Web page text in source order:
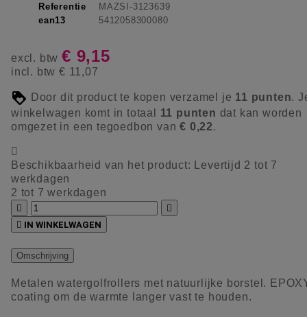
Referentie
MAZSI-3123639
ean13
5412058300080
excl. btw € 9,15
incl. btw € 11,07
Door dit product te kopen verzamel je 11 punten.
winkelwagen komt in totaal 11 punten dat kan worden
omgezet in een tegoedbon van€ 0,22.

Beschikbaarheid van het product:
Levertijd 2 tot 7
werkdagen
2 tot 7 werkdagen


 IN WINKELWAGEN
Omschrijving
Metalen watergolfrollers met natuurlijke borstel.
coating om de warmte langer vast te houden.